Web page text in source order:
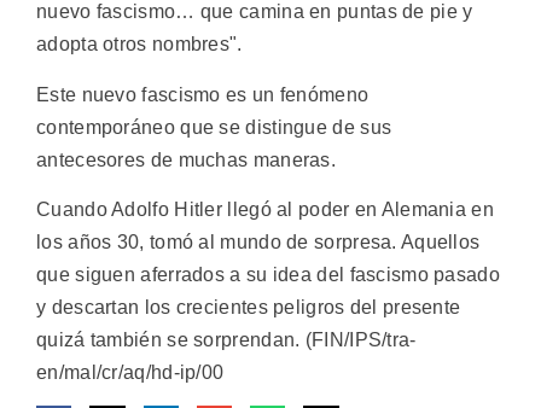
nuevo fascismo… que camina en puntas de pie y
adopta otros nombres".
Este nuevo fascismo es un fenómeno
contemporáneo que se distingue de sus
antecesores de muchas maneras.
Cuando Adolfo Hitler llegó al poder en Alemania en
los años 30, tomó al mundo de sorpresa. Aquellos
que siguen aferrados a su idea del fascismo pasado
y descartan los crecientes peligros del presente
quizá también se sorprendan. (FIN/IPS/tra-
en/mal/cr/aq/hd-ip/00